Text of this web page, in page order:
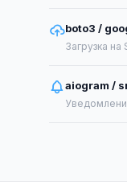
boto3 /
Загрузка
aiogram /